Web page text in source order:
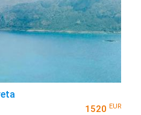
1520 EUR